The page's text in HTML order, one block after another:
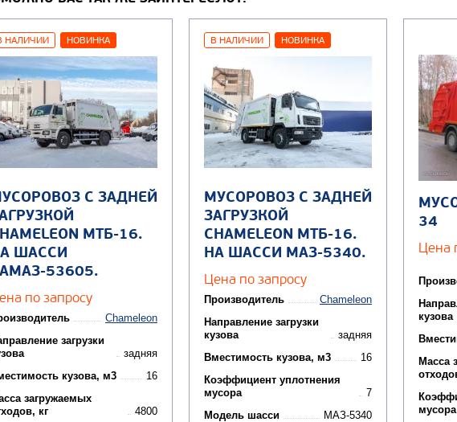
НАЛИЧИИ НОВИНКА
С ЗАДНЕЙ
МТБ-16.
ШАССИ
53605.
по запросу
Chameleon
загрузки
задняя
кузова, м3
16
загружаемых
кг
4800
В НАЛИЧИИ НОВИНКА
МУСОРОВОЗ С ЗАДНЕЙ
ЗАГРУЗКОЙ
CHAMELEON МТБ-16.
НА ШАССИ МАЗ-5340.
Цена по запросу
Производитель
Chameleon
Направление загрузки
кузова
задняя
Вместимость кузова, м3
16
Коэффициент уплотнения
мусора
7
Модель шасси
МАЗ-5340
34
Цена
кузова
Масса
мусора